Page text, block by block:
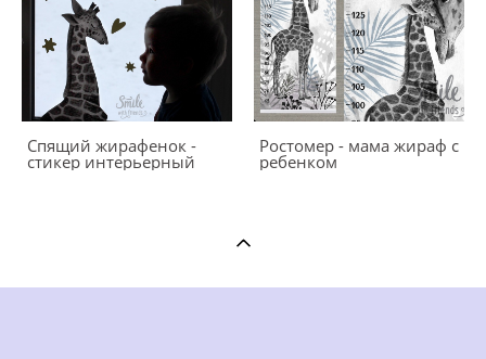
Спящий жирафенок -
стикер интерьерный
Ростомер - мама жираф с
ребенком